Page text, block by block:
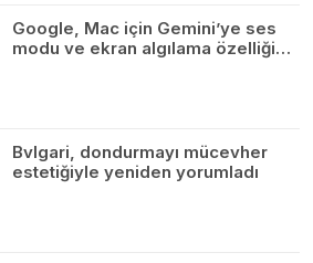
Google, Mac için Gemini’ye ses
modu ve ekran algılama özelliği…
Bvlgari, dondurmayı mücevher
estetiğiyle yeniden yorumladı